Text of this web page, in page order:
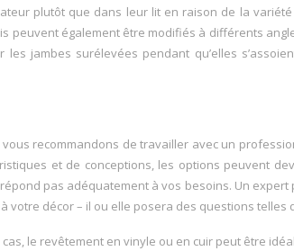
plutôt que dans leur lit en raison de la
peuvent également être modifiés à différents
jambes surélevées pendant qu’elles
recommandons de travailler avec un
et de conceptions, les options peuvent
pas adéquatement à vos besoins. Un expert
décor – il ou elle posera des questions telles
le revêtement en vinyle ou en cuir peut être